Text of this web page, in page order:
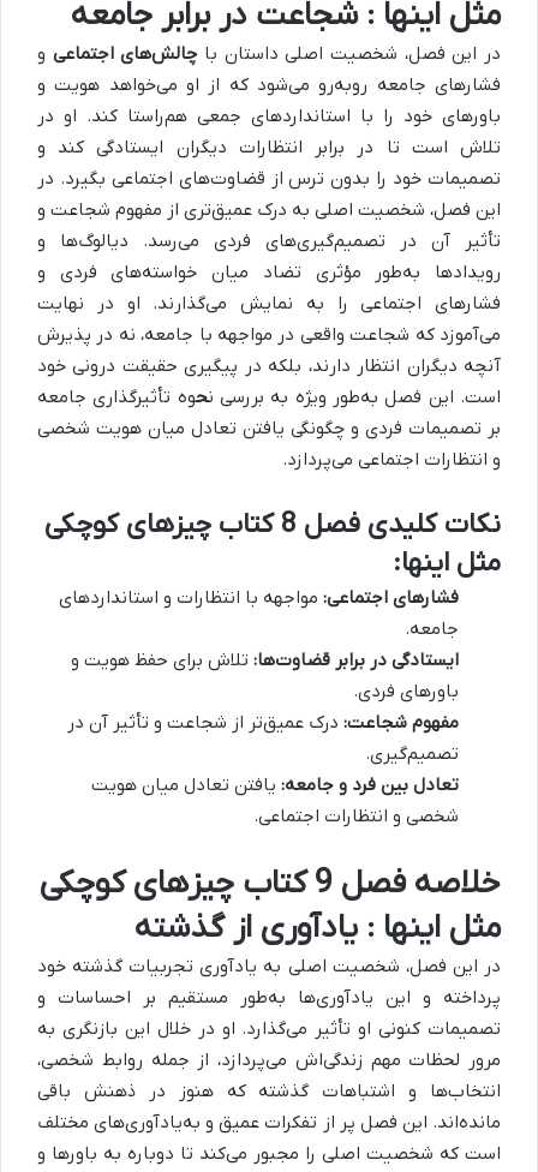
مثل اینها : شجاعت در برابر جامعه
در این فصل، شخصیت اصلی داستان با چالش‌های اجتماعی و
فشارهای جامعه روبه‌رو می‌شود که از او می‌خواهد هویت و
باورهای خود را با استانداردهای جمعی هم‌راستا کند. او در
تلاش است تا در برابر انتظارات دیگران ایستادگی کند و
تصمیمات خود را بدون ترس از قضاوت‌های اجتماعی بگیرد. در
این فصل، شخصیت اصلی به درک عمیق‌تری از مفهوم شجاعت و
تأثیر آن در تصمیم‌گیری‌های فردی می‌رسد. دیالوگ‌ها و
رویدادها به‌طور مؤثری تضاد میان خواسته‌های فردی و
فشارهای اجتماعی را به نمایش می‌گذارند. او در نهایت
می‌آموزد که شجاعت واقعی در مواجهه با جامعه، نه در پذیرش
آنچه دیگران انتظار دارند، بلکه در پیگیری حقیقت درونی خود
است. این فصل به‌طور ویژه به بررسی نحوه تأثیرگذاری جامعه
بر تصمیمات فردی و چگونگی یافتن تعادل میان هویت شخصی
و انتظارات اجتماعی می‌پردازد.
نکات کلیدی فصل 8 کتاب چیزهای کوچکی
مثل اینها:
فشارهای اجتماعی: مواجهه با انتظارات و استانداردهای
جامعه.
ایستادگی در برابر قضاوت‌ها: تلاش برای حفظ هویت و
باورهای فردی.
مفهوم شجاعت: درک عمیق‌تر از شجاعت و تأثیر آن در
تصمیم‌گیری.
تعادل بین فرد و جامعه: یافتن تعادل میان هویت
شخصی و انتظارات اجتماعی.
خلاصه فصل 9 کتاب چیزهای کوچکی
مثل اینها : یادآوری از گذشته
در این فصل، شخصیت اصلی به یادآوری تجربیات گذشته خود
پرداخته و این یادآوری‌ها به‌طور مستقیم بر احساسات و
تصمیمات کنونی او تأثیر می‌گذارد. او در خلال این بازنگری به
مرور لحظات مهم زندگی‌اش می‌پردازد، از جمله روابط شخصی،
انتخاب‌ها و اشتباهات گذشته که هنوز در ذهنش باقی
مانده‌اند. این فصل پر از تفکرات عمیق و به‌یادآوری‌های مختلف
است که شخصیت اصلی را مجبور می‌کند تا دوباره به باورها و